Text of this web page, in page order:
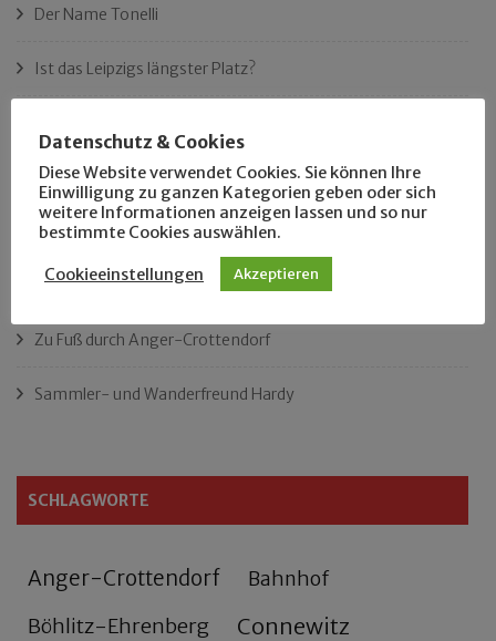
Der Name Tonelli
Ist das Leipzigs längster Platz?
Das neue Eutritzsch-Buch
Der Leipziger Schmiedetag von 1904
Rennfahrer in Schönefeld und Zschocher
Zu Fuß durch Anger-Crottendorf
Sammler- und Wanderfreund Hardy
SCHLAGWORTE
Anger-Crottendorf Bahnhof
Böhlitz-Ehrenberg Connewitz
Datenschutz & Cookies
Diese Website verwendet Cookies. Sie können Ihre
Einwilligung zu ganzen Kategorien geben oder sich
weitere Informationen anzeigen lassen und so nur
bestimmte Cookies auswählen.
Cookieeinstellungen Akzeptieren